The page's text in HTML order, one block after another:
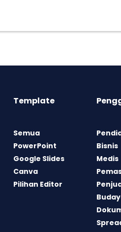
Template
Semua
PowerPoint
Google Slides
Canva
Pilihan Editor
Bisnis
Medis